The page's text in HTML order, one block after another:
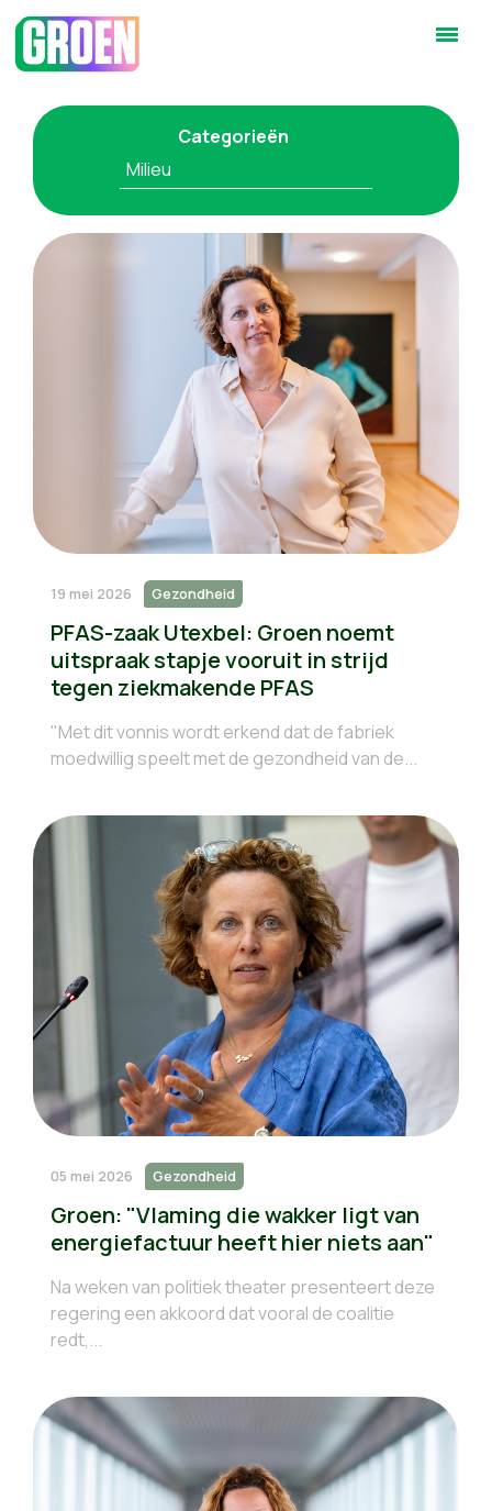
Categorieën
Milieu
19 mei 2026 Gezondheid
PFAS-zaak Utexbel: Groen noemt
uitspraak stapje vooruit in strijd
tegen ziekmakende PFAS
"Met dit vonnis wordt erkend dat de fabriek
moedwillig speelt met de gezondheid van de...
05 mei 2026 Gezondheid
Groen: "Vlaming die wakker ligt van
energiefactuur heeft hier niets aan"
Na weken van politiek theater presenteert deze
regering een akkoord dat vooral de coalitie
redt,...